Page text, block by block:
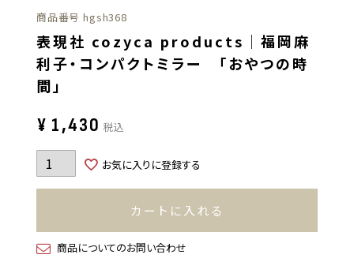
商品番号 hgsh368
表現社 cozyca products｜福岡麻
利子・コンパクトミラー 「おやつの時
間」
¥ 1,430 税込
お気に入りに登録する
カートに入れる
商品についてのお問い合わせ